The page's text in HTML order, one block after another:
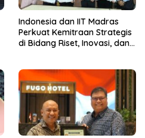
Indonesia dan IIT Madras
Perkuat Kemitraan Strategis
di Bidang Riset, Inovasi, dan